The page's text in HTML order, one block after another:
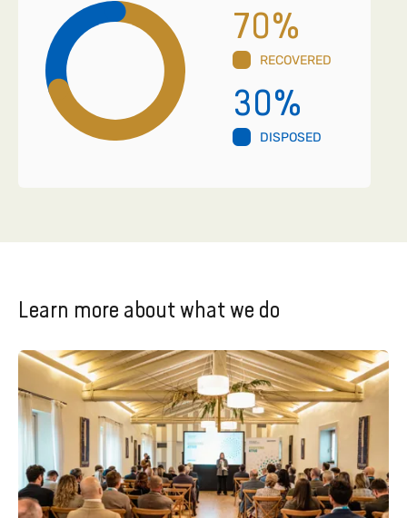
70%
RECOVERED
30%
DISPOSED
Learn more about what we do